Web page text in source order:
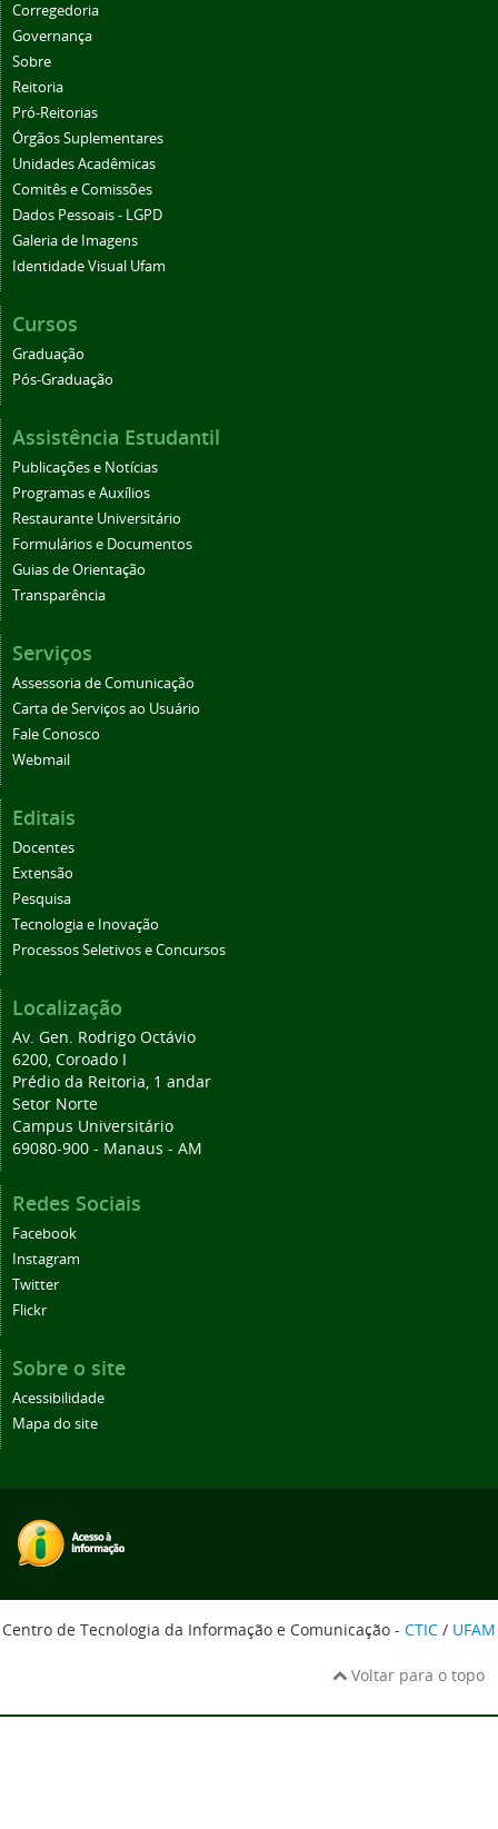
Corregedoria
Governança
Sobre
Reitoria
Pró-Reitorias
Órgãos Suplementares
Unidades Acadêmicas
Comitês e Comissões
Dados Pessoais - LGPD
Galeria de Imagens
Identidade Visual Ufam
Cursos
Graduação
Pós-Graduação
Assistência Estudantil
Publicações e Notícias
Programas e Auxílios
Restaurante Universitário
Formulários e Documentos
Guias de Orientação
Transparência
Serviços
Assessoria de Comunicação
Carta de Serviços ao Usuário
Fale Conosco
Webmail
Editais
Docentes
Extensão
Pesquisa
Tecnologia e Inovação
Processos Seletivos e Concursos
Localização
Av. Gen. Rodrigo Octávio
6200, Coroado I
Prédio da Reitoria, 1 andar
Setor Norte
Campus Universitário
69080-900 - Manaus - AM
Redes Sociais
Facebook
Instagram
Twitter
Flickr
Sobre o site
Acessibilidade
Mapa do site
Centro de Tecnologia da Informação e Comunicação - CTIC / UFAM
Voltar para o topo